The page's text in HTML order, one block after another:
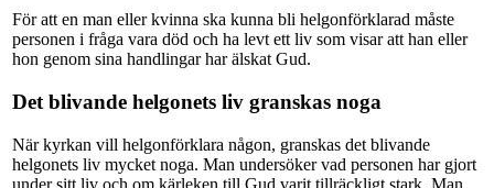
För att en man eller kvinna ska kunna bli helgonförklarad måste
personen i fråga vara död och ha levt ett liv som visar att han eller
hon genom sina handlingar har älskat Gud.
Det blivande helgonets liv granskas noga
När kyrkan vill helgonförklara någon, granskas det blivande
helgonets liv mycket noga. Man undersöker vad personen har gjort
under sitt liv och om kärleken till Gud varit tillräckligt stark. Man